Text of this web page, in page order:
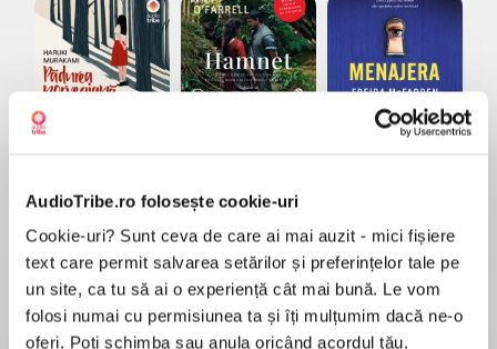
AudioTribe.ro folosește cookie-uri
Cookie-uri? Sunt ceva de care ai mai auzit - mici fișiere
text care permit salvarea setărilor și preferințelor tale pe
un site, ca tu să ai o experiență cât mai bună. Le vom
folosi numai cu permisiunea ta și îți mulțumim dacă ne-o
oferi. Poți schimba sau anula oricând acordul tău.
Pădurea norvegiană
Elita de Argint (Elita
Diavolul se îmbracă de
Menajera
Migdală